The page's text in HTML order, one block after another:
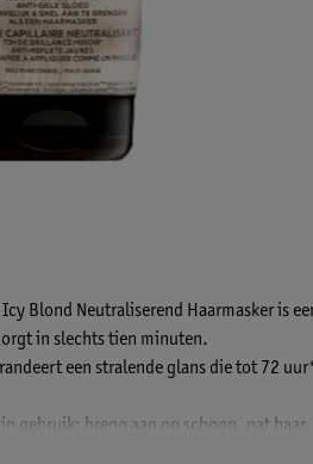
Blond Neutraliserend Haarmasker is
in slechts tien minuten.
een stralende glans die tot 72
gebruik: breng aan op schoon, nat
blondtint die tot vier wasbeurten**